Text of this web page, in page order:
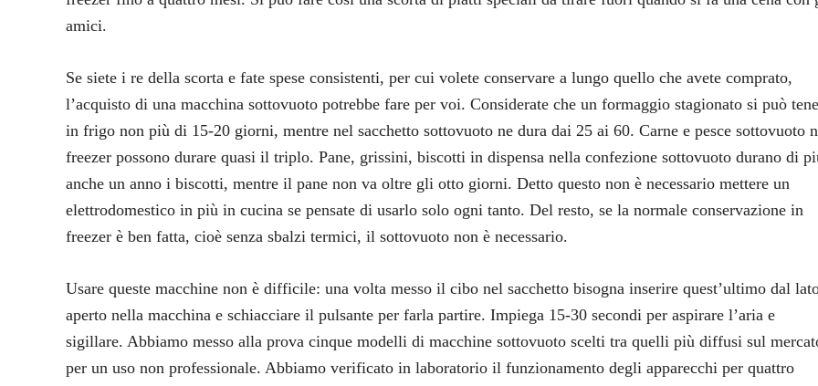
amici.
Se siete i re della scorta e fate spese consistenti, per cui volete conservare a lungo quello che avete comprato,
l’acquisto di una macchina sottovuoto potrebbe fare per voi. Considerate che un formaggio stagionato si può
in frigo non più di 15-20 giorni, mentre nel sacchetto sottovuoto ne dura dai 25 ai 60. Carne e pesce sottovuoto
freezer possono durare quasi il triplo. Pane, grissini, biscotti in dispensa nella confezione sottovuoto durano di
anche un anno i biscotti, mentre il pane non va oltre gli otto giorni. Detto questo non è necessario mettere un
elettrodomestico in più in cucina se pensate di usarlo solo ogni tanto. Del resto, se la normale conservazione in
freezer è ben fatta, cioè senza sbalzi termici, il sottovuoto non è necessario.
Usare queste macchine non è difficile: una volta messo il cibo nel sacchetto bisogna inserire quest’ultimo dal
aperto nella macchina e schiacciare il pulsante per farla partire. Impiega 15-30 secondi per aspirare l’aria e
sigillare. Abbiamo messo alla prova cinque modelli di macchine sottovuoto scelti tra quelli più diffusi sul
per un uso non professionale. Abbiamo verificato in laboratorio il funzionamento degli apparecchi per quattro